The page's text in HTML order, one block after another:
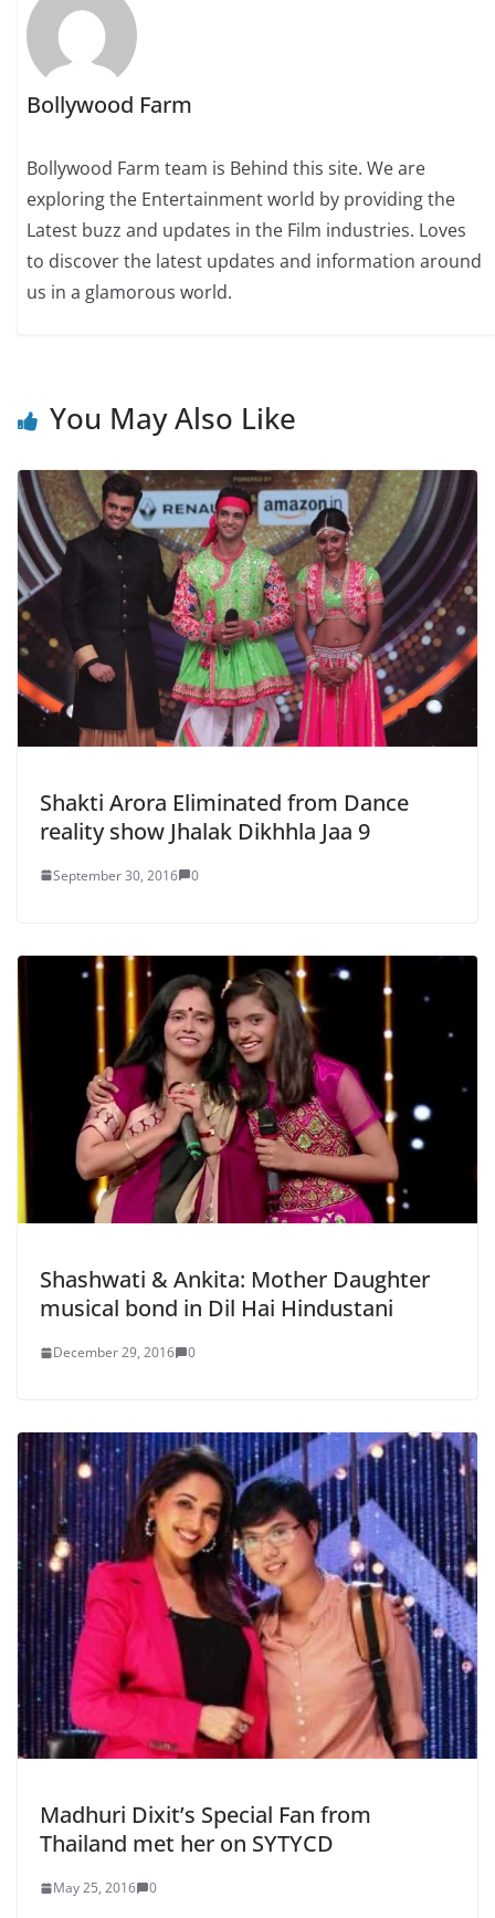
Bollywood Farm
Bollywood Farm team is Behind this site. We are
exploring the Entertainment world by providing the
Latest buzz and updates in the Film industries. Loves
to discover the latest updates and information around
us in a glamorous world.
You May Also Like
Shakti Arora Eliminated from Dance
reality show Jhalak Dikhhla Jaa 9
September 30, 2016 0
Shashwati & Ankita: Mother Daughter
musical bond in Dil Hai Hindustani
December 29, 2016 0
Madhuri Dixit’s Special Fan from
Thailand met her on SYTYCD
May 25, 2016 0